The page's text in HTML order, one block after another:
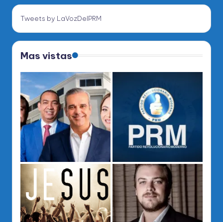
Tweets by LaVozDelPRM
Mas vistas